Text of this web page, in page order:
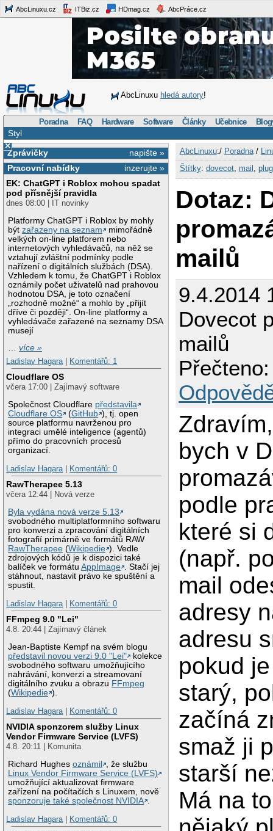
AbcLinuxu.cz ITBiz.cz HDmag.cz AbcPráce.cz
AbcLinuxu hledá autory!
Poradna FAQ Hardware Software Články Učebnice
Styl
×
napište »
Zprávičky
inzerujte »
Pracovní nabídky
EK: ChatGPT i Roblox mohou spadat
pod přísnější pravidla
dnes 08:00 | IT novinky
Platformy ChatGPT i Roblox by mohly
býtzařazeny na seznam
mimořádně
velkých on-line platforem nebo
internetových vyhledávačů, na něž se
vztahují zvláštní podmínky podle
nařízení o digitálních službách (DSA).
Vzhledem k tomu, že ChatGPT i Roblox
oznámily počet uživatelů nad prahovou
hodnotou DSA, je toto označení
„rozhodně možné“ a mohlo by „přijít
dříve či později“. On-line platformy a
vyhledávače zařazené na seznamy DSA
musejí
…více »
Ladislav Hagara
Komentářů: 1
Cloudflare OS
včera 17:00 | Zajímavý software
Společnost Cloudflare představila
Cloudflare OS
(GitHub ), tj. open
source platformu navrženou pro
integraci umělé inteligence (agentů)
přímo do pracovních procesů
organizací.
Ladislav Hagara
Komentářů: 0
RawTherapee 5.13
včera 12:44 | Nová verze
Byla vydána nová verze 5.13
svobodného multiplatformního softwaru
pro konverzi a zpracování digitálních
fotografií primárně ve formátů RAW
RawTherapee (Wikipedie ). Vedle
zdrojových kódů je k dispozici také
balíček ve formátuAppImage . Stačí jej
stáhnout, nastavit právo ke spuštění a
spustit.
Ladislav Hagara
Komentářů: 0
FFmpeg 9.0 "Lei"
4.8. 20:44 | Zajímavý článek
Jean-Baptiste Kempf na svém blogu
představil novou verzi 9.0 "Lei"
kolekce
svobodného softwaru umožňujícího
nahrávání, konverzi a streamovaní
digitálního zvuku a obrazu FFmpeg
(Wikipedie ).
Ladislav Hagara
Komentářů: 0
NVIDIA sponzorem služby Linux
Vendor Firmware Service (LVFS)
4.8. 20:11 | Komunita
Richard Hughesoznámil
, že službu
Linux Vendor Firmware Service (LVFS)
umožňující aktualizovat firmware
zařízení na počítačích s Linuxem, nově
sponzoruje také společnost NVIDIA .
Ladislav Hagara | Komentářů: 0
AbcLinuxu:/ Poradna/
Štítky: dovecot, mail
Dotaz:
mailů
9.4.2014
Dovecot
mailů
bych v
podle
které si
(např.
mail
adresy
adresu
pokud
starý,
začíná
smaž ji
starší
Má na